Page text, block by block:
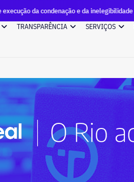
e da inelegibilidade de Garotinho
TRANSPARÊNCIA SERVIÇOS